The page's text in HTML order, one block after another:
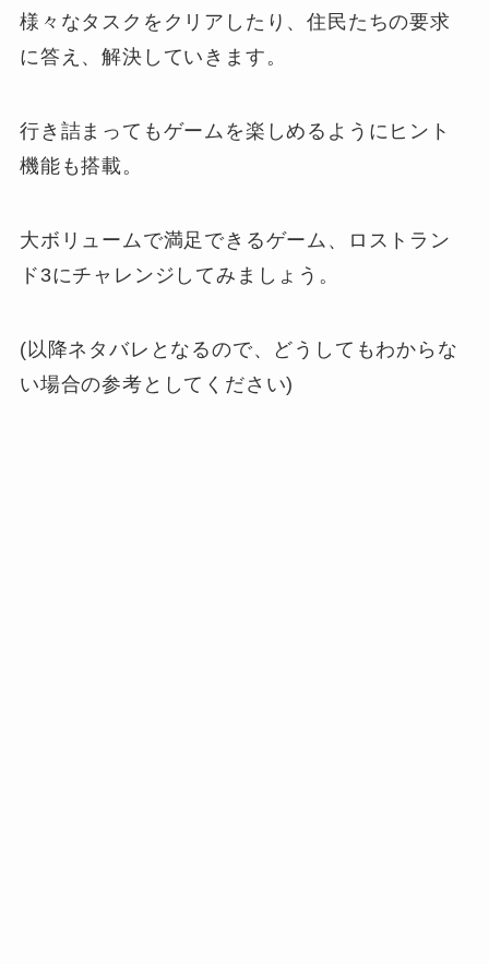
様々なタスクをクリアしたり、住民たちの要求
に答え、解決していきます。
行き詰まってもゲームを楽しめるようにヒント
機能も搭載。
大ボリュームで満足できるゲーム、ロストラン
ド3にチャレンジしてみましょう。
(以降ネタバレとなるので、どうしてもわからな
い場合の参考としてください)